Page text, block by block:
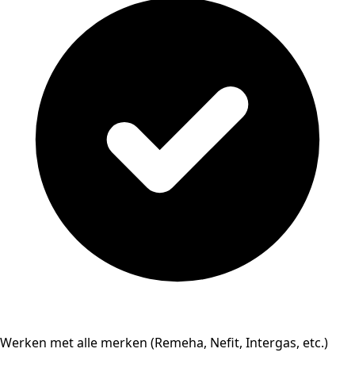
Werken met alle merken (Remeha, Nefit, Intergas, etc.)